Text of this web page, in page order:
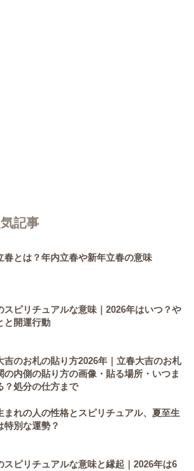
記事
春とは？年内立春や新年立春の意味
スピリチュアルな意味｜2026年はいつ？や
と開運行動
吉のお札の貼り方2026年｜立春大吉のお札
の内側の貼り方の画像・貼る場所・いつま
？処分の仕方まで
まれの人の性格とスピリチュアル、夏至生
特別な運勢？
スピリチュアルな意味と縁起｜2026年は6